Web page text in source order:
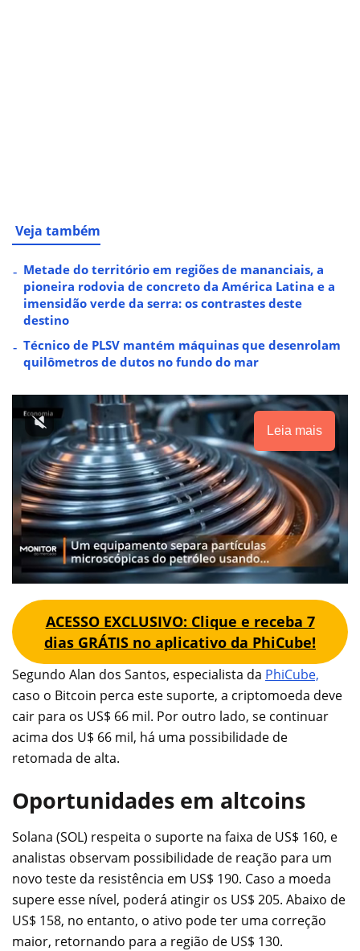
Veja também
Metade do território em regiões de mananciais, a
pioneira rodovia de concreto da América Latina e a
imensidão verde da serra: os contrastes deste
destino
Técnico de PLSV mantém máquinas que desenrolam
quilômetros de dutos no fundo do mar
Leia mais
ACESSO EXCLUSIVO: Clique e receba 7
dias GRÁTIS no aplicativo da PhiCube!
Segundo Alan dos Santos, especialista da PhiCube,
caso o Bitcoin perca este suporte, a criptomoeda deve
cair para os US$ 66 mil. Por outro lado, se continuar
acima dos U$ 66 mil, há uma possibilidade de
retomada de alta.
Oportunidades em altcoins
Solana (SOL) respeita o suporte na faixa de US$ 160, e
analistas observam possibilidade de reação para um
novo teste da resistência em US$ 190. Caso a moeda
supere esse nível, poderá atingir os US$ 205. Abaixo de
US$ 158, no entanto, o ativo pode ter uma correção
maior, retornando para a região de US$ 130.